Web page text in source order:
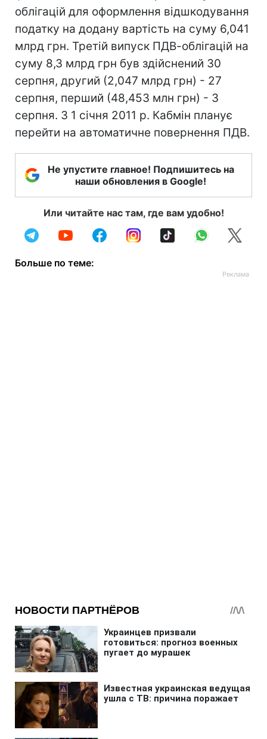
облігацій для оформлення відшкодування
податку на додану вартість на суму 6,041
млрд грн. Третій випуск ПДВ-облігацій на
суму 8,3 млрд грн був здійснений 30
серпня, другий (2,047 млрд грн) - 27
серпня, перший (48,453 млн грн) - 3
серпня. З 1 січня 2011 р. Кабмін планує
перейти на автоматичне повернення ПДВ.
Не упустите главное! Подпишитесь на
наши обновления в Google!
Или читайте нас там, где вам удобно!
Больше по теме: